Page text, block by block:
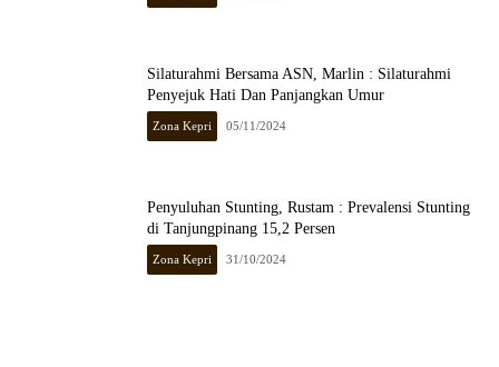
Silaturahmi Bersama ASN, Marlin : Silaturahmi
Penyejuk Hati Dan Panjangkan Umur
Zona Kepri 05/11/2024
Penyuluhan Stunting, Rustam : Prevalensi Stunting
di Tanjungpinang 15,2 Persen
Zona Kepri 31/10/2024